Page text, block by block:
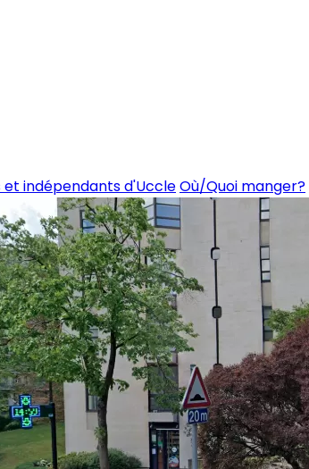
indépendants d'UccleOù/Quoi manger?